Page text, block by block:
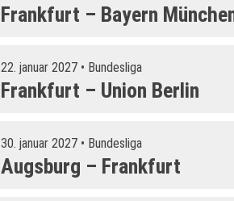
Frankfurt – Bayern
22. januar 2027 • Bundesliga
Frankfurt – Union Berlin
30. januar 2027 • Bundesliga
Augsburg – Frankfurt